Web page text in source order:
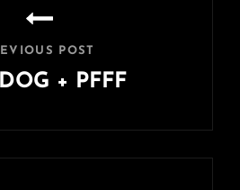
POST
+ PFFF